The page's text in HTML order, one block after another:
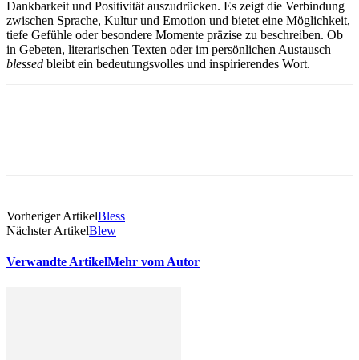
Dankbarkeit und Positivität auszudrücken. Es zeigt die Verbindung
zwischen Sprache, Kultur und Emotion und bietet eine Möglichkeit,
tiefe Gefühle oder besondere Momente präzise zu beschreiben. Ob
in Gebeten, literarischen Texten oder im persönlichen Austausch –
blessed bleibt ein bedeutungsvolles und inspirierendes Wort.
Vorheriger ArtikelBless
Nächster ArtikelBlew
Verwandte ArtikelMehr vom Autor